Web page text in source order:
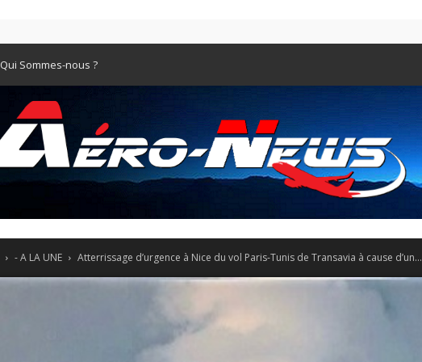
Qui Sommes-nous ?
Aero
- A LA UNE Atterrissage d’urgence à Nice du vol Paris-Tunis de Transavia à cause d’un...